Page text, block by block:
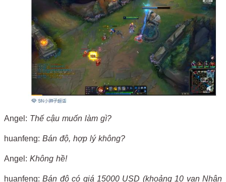
Angel: Thế cậu muốn làm gì?
huanfeng: Bán độ, hợp lý không?
Angel: Không hề!
huanfeng:Bán độ có giá 15000 USD (khoảng 10 vạn Nhân